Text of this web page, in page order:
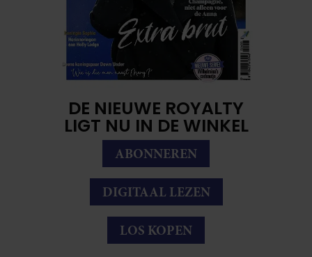
DE NIEUWE ROYALTY
LIGT NU IN DE WINKEL
ABONNEREN
DIGITAAL LEZEN
LOS KOPEN